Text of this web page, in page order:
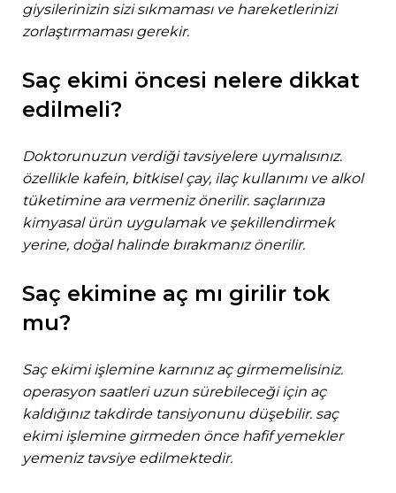
giysilerinizin sizi sıkmaması ve hareketlerinizi
zorlaştırmaması gerekir.
saç ekimi öncesi nelere dikkat
edilmeli?
doktorunuzun verdiği tavsiyelere uymalısınız.
özellikle kafein, bitkisel çay, ilaç kullanımı ve alkol
tüketimine ara vermeniz önerilir. saçlarınıza
kimyasal ürün uygulamak ve şekillendirmek
yerine, doğal halinde bırakmanız önerilir.
saç ekimine aç mı girilir tok
mu?
saç ekimi işlemine karnınız aç girmemelisiniz.
operasyon saatleri uzun sürebileceği için aç
kaldığınız takdirde tansiyonunu düşebilir. saç
ekimi işlemine girmeden önce hafif yemekler
yemeniz tavsiye edilmektedir.